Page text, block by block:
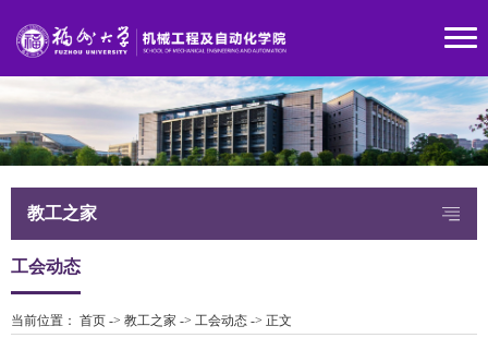
教工之家
工会动态
当前位置： 首页 -> 教工之家 -> 工会动态 -> 正文